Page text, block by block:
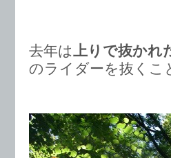
去年は上りで抜かれ
のライダーを抜くこ